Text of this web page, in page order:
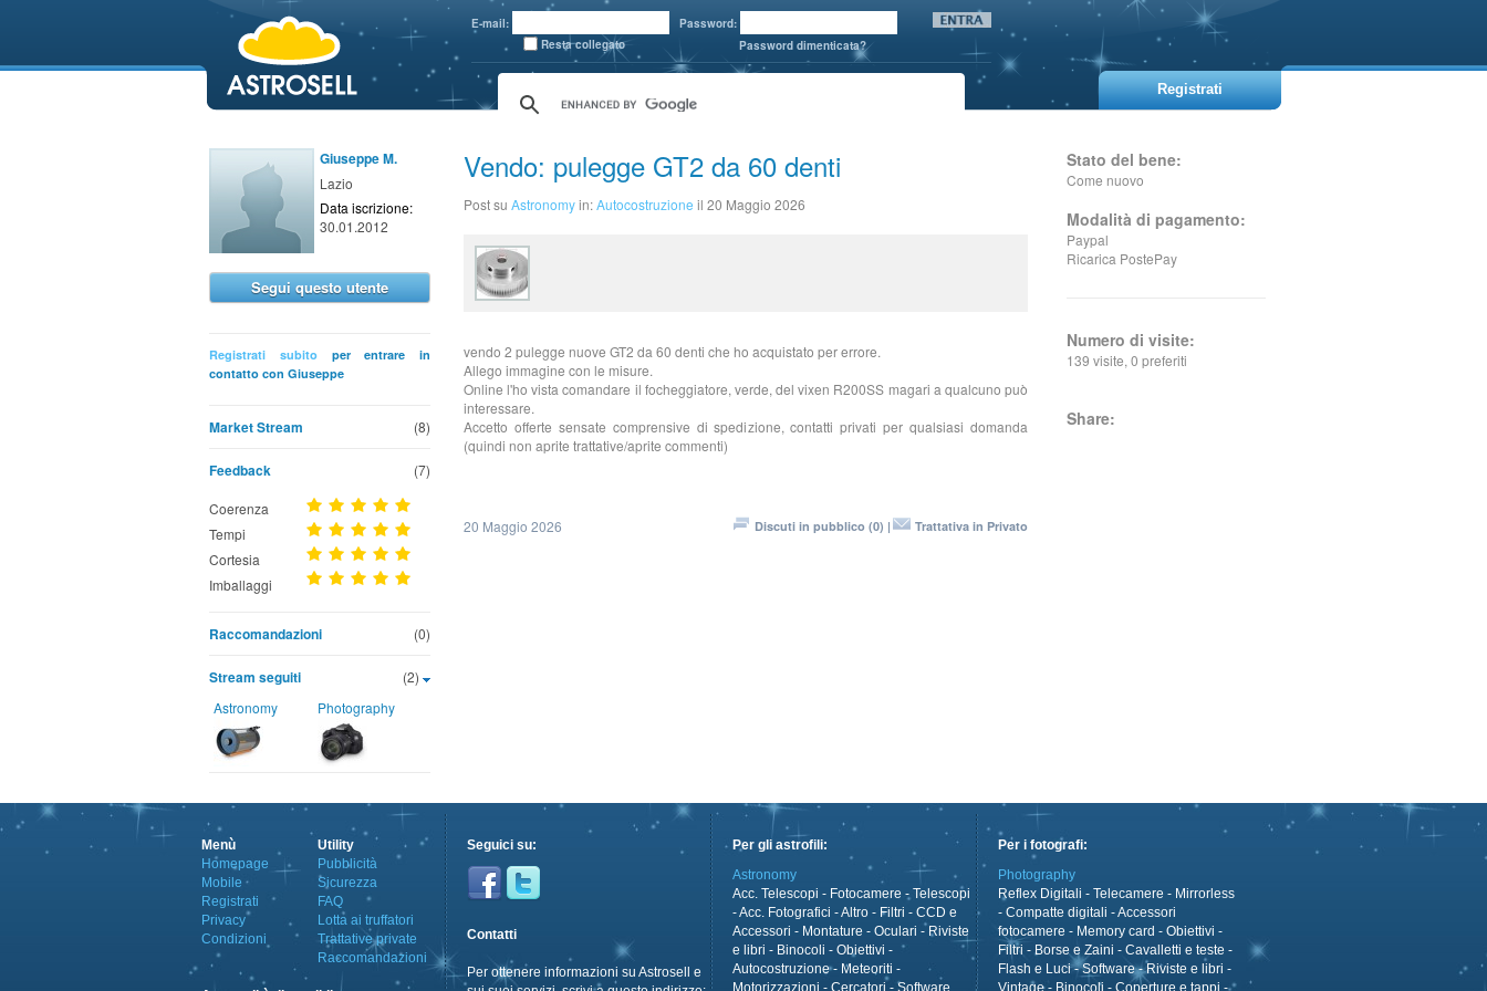
E-mail:
Password:
Resta collegato
Password dimenticata?
Registrati
Giuseppe M.
Lazio
Data iscrizione:
30.01.2012
Segui questo utente
Registrati subitoper entrare in
contatto con Giuseppe
(8)
Market Stream
Feedback (7)
Coerenza
Tempi
Cortesia
Imballaggi
(0)
Raccomandazioni
(2)
Stream seguiti
Astronomy Photography
Vendo: pulegge GT2 da 60 denti
Post su Astronomyin:Autocostruzione il 20 Maggio 2026
vendo 2 pulegge nuove GT2 da 60 denti che ho acquistato per errore.
Allego immagine con le misure.
Online l'ho vista comandare il focheggiatore, verde, del vixen R200SS magari a qualcuno può
interessare.
Accetto offerte sensate comprensive di spedizione, contatti privati per qualsiasi domanda
(quindi non aprite trattative/aprite commenti)
20 Maggio 2026 Discuti in pubblico (0) | Trattativa in Privato
Stato del bene:
Come nuovo
Modalità di pagamento:
Paypal
Ricarica PostePay
Numero di visite:
139 visite, 0 preferiti
Share:
Menù
Homepage
Mobile
Registrati
Privacy
Condizioni
Utility
Pubblicità
Sicurezza
FAQ
Lotta ai truffatori
Trattative private
Raccomandazioni
Seguici su:
Contatti
Per ottenere informazioni su Astrosell e
Per gli astrofili:
Astronomy
Acc. Telescopi - Fotocamere -Telescopi
-Acc. Fotografici -Altro - Filtri - CCD e
Accessori - Montature - Oculari - Riviste
e libri - Binocoli - Obiettivi -
Autocostruzione- Meteoriti -
Motorizzazioni - Cercatori - Software
Per i fotografi:
Photography
Reflex Digitali - Telecamere - Mirrorless
- Compatte digitali -Accessori
fotocamere - Memory card - Obiettivi -
Filtri - Borse e Zaini - Cavalletti e teste -
Flash e Luci-Software-Riviste e libri -
Vintage - Binocoli - Coperture e tappi -